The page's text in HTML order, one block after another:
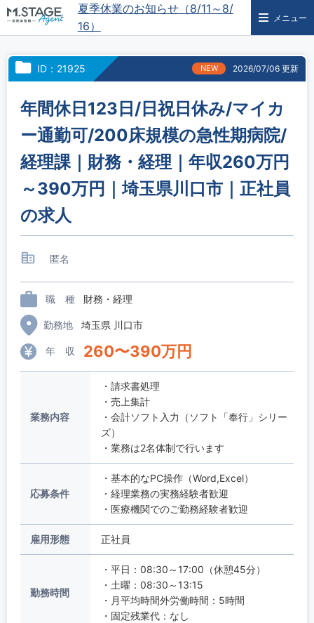
夏季休業のお知らせ（8/11～8/
16）
メニュー
ID：21925 NEW 2026/07/06 更新
年間休日123日/日祝日休み/マイカ
ー通勤可/200床規模の急性期病院/
経理課｜財務・経理｜年収260万円
～390万円｜埼玉県川口市｜正社員
の求人
匿名
職 種 財務・経理
勤務地 埼玉県 川口市
年 収 260〜390万円
業務内容
・請求書処理
・売上集計
・会計ソフト入力（ソフト「奉行」シリー
ズ）
・業務は2名体制で行います
応募条件
・基本的なPC操作（Word,Excel）
・経理業務の実務経験者歓迎
・医療機関でのご勤務経験者歓迎
雇用形態 正社員
勤務時間
・平日：08:30～17:00（休憩45分）
・土曜：08:30～13:15
・月平均時間外労働時間：5時間
・固定残業代：なし